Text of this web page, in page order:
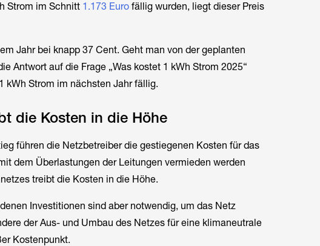
Strom im Schnitt1.173 Euro fällig wurden, liegt dieser Preis
Jahr bei knapp 37 Cent. Geht man von der geplanten
Antwort auf die Frage „Was kostet 1 kWh Strom 2025“
kWh Strom im nächsten Jahr fällig.
die Kosten in die Höhe
führen die Netzbetreiber die gestiegenen Kosten für das
dem Überlastungen der Leitungen vermieden werden
treibt die Kosten in die Höhe.
Investitionen sind aber notwendig, um das Netz
der Aus- und Umbau des Netzes für eine klimaneutrale
Kostenpunkt.